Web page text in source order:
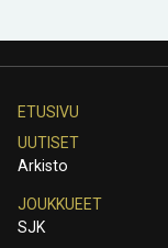
ETUSIVU
UUTISET
Arkisto
JOUKKUEET
SJK